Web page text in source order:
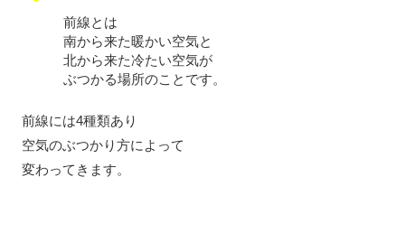
前線とは
南から来た暖かい空気と
北から来た冷たい空気が
ぶつかる場所のことです。
前線には4種類あり
空気のぶつかり方によって
変わってきます。